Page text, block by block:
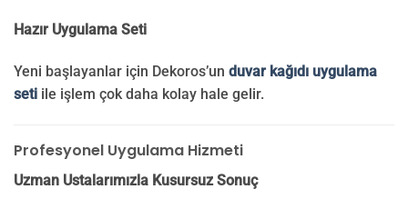
Hazır Uygulama Seti
Yeni başlayanlar için Dekoros’un duvar kağıdı uygulama
seti ile işlem çok daha kolay hale gelir.
Profesyonel Uygulama Hizmeti
Uzman Ustalarımızla Kusursuz Sonuç